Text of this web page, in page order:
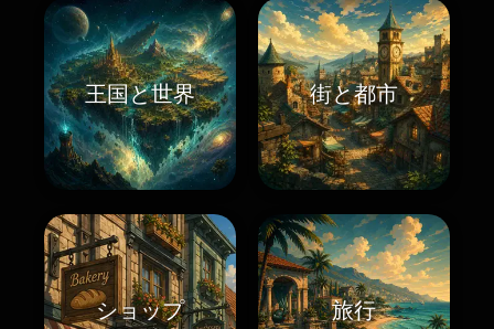
王国と世界 街と都市
ショップ 旅行